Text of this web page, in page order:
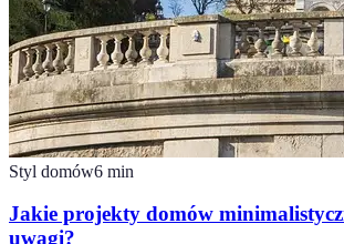
Styl domów6 min
Jakie projekty domów
uwagi?